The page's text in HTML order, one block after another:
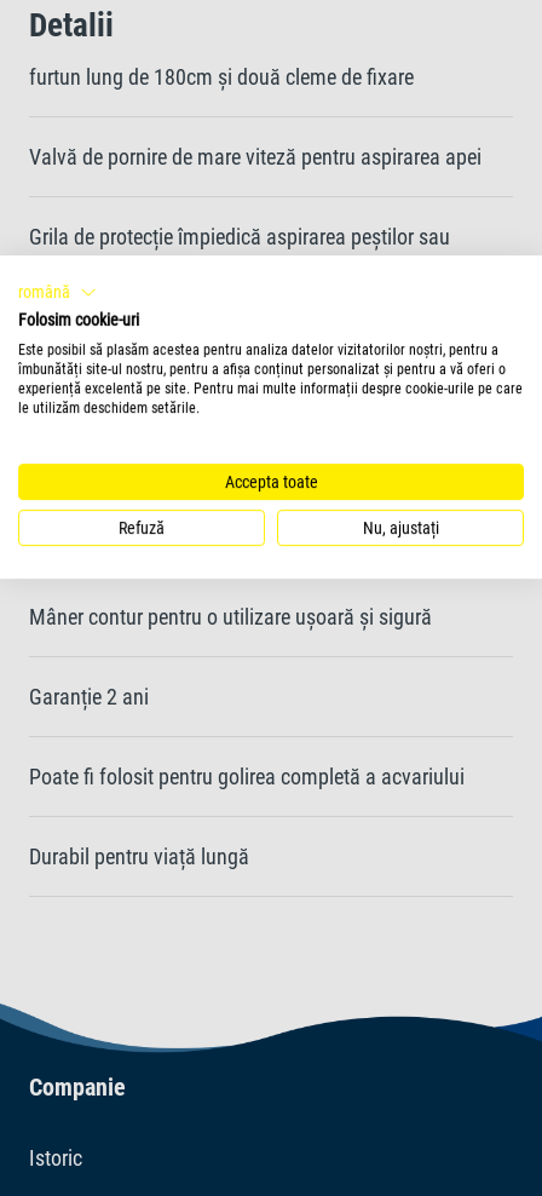
Detalii
furtun lung de 180cm și două cleme de fixare
Valvă de pornire de mare viteză pentru aspirarea apei
Grila de protecție împiedică aspirarea peștilor sau
Butonul de control inovator reacționează la toate
mișcările curățătorului de pietriș fără a îndoi tubul
Construcția triunghiulară a țevii de aspirație permite
curățarea tuturor zonelor inaccesibile și a zonelor
apropiate de sticla acvariului
Mâner contur pentru o utilizare ușoară și sigură
Garanție 2 ani
Poate fi folosit pentru golirea completă a acvariului
Durabil pentru viață lungă
Companie
Istoric
română
Folosim cookie-uri
Este posibil să plasăm acestea pentru analiza datelor vizitatorilor noștri, pentru a
îmbunătăți site-ul nostru, pentru a afișa conținut personalizat și pentru a vă oferi o
experiență excelentă pe site. Pentru mai multe informații despre cookie-urile pe care
le utilizăm deschidem setările.
Accepta toate
Refuză Nu, ajustați